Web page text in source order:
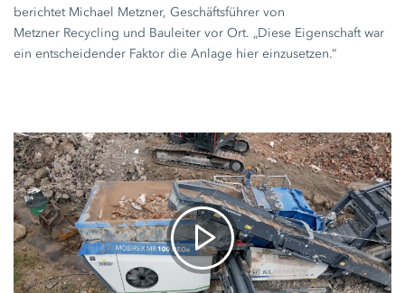
berichtet Michael Metzner, Geschäftsführer von
Metzner Recycling und Bauleiter vor Ort. „Diese Eigenschaft war
ein entscheidender Faktor die Anlage hier einzusetzen.“